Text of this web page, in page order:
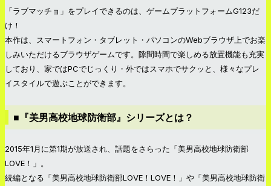
「ラブマッチョ」をプレイできるのは、ゲームプラットフォームG123だ
け！
本作は、スマートフォン・タブレット・パソコンのWebブラウザ上でお楽
しみいただけるブラウザゲームです。隙間時間で楽しめる放置機能も充実
しており、家ではPCでじっくり・外ではスマホでサクッと、様々なプレ
イスタイルで遊ぶことができます。
■『美男高校地球防衛部』シリーズとは？
2015年1月に第1期が放送され、話題をさらった「美男高校地球防衛部
LOVE！」。
続編となる「美男高校地球防衛部LOVE！LOVE！」や「美男高校地球防衛